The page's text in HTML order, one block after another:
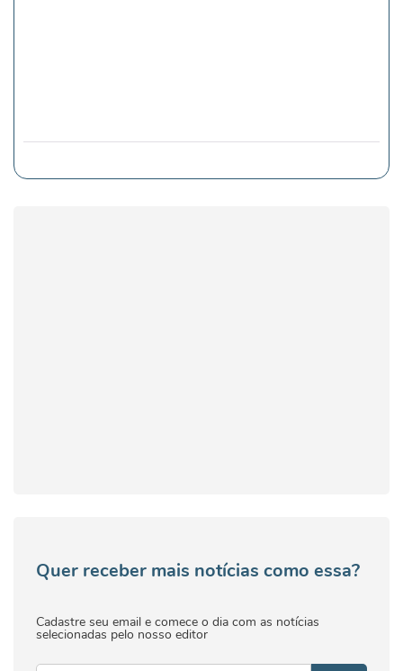
Quer receber mais notícias como essa?
Cadastre seu email e comece o dia com as notícias
selecionadas pelo nosso editor